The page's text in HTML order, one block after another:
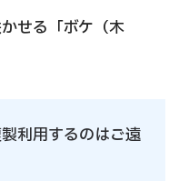
せる「ボケ（木
利用するのはご遠